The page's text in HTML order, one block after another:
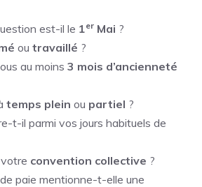
est-il le 1er Mai ?
ou travaillé ?
au moins 3 mois d’ancienneté
temps plein ou partiel ?
t-il parmi vos jours habituels de
convention collective ?
paie mentionne-t-elle une